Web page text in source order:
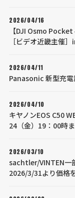
2026/04/16
【DJI Osmo
［ビデオ近畿主催
2026/04/11
Panasonic 新型充電
2026/04/10
キヤノンEOS C50
24（金）19：00時
2026/03/10
sachtler/VINTEN一
2026/3/31より価格